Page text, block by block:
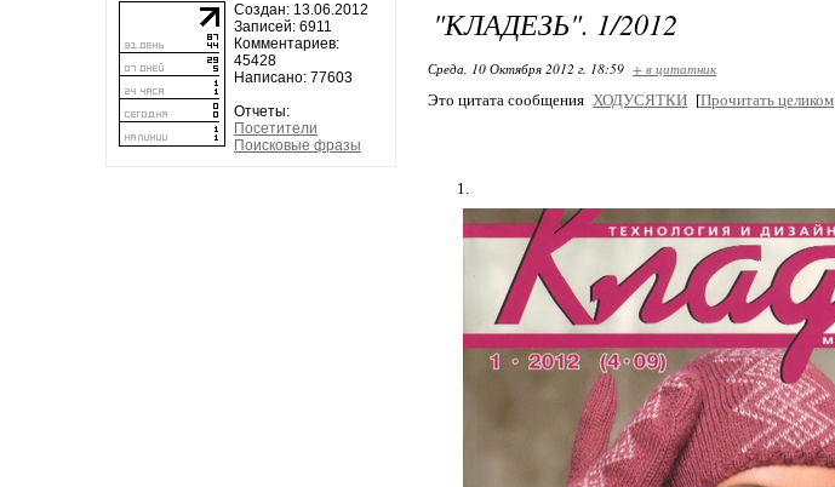
Создан: 13.06.2012
Записей: 6911
Комментариев:
45428
Написано: 77603
Отчеты:
Посетители
Поисковые фразы
"КЛАДЕЗЬ". 1/2012
Среда, 10 Октября 2012 г. 18:59 + в цитатник
Это цитата сообщения ХОДУСЯТКИ [Прочитать целиком
1.